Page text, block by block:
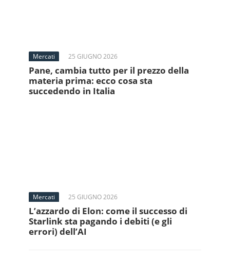
Mercati 25 GIUGNO 2026
Pane, cambia tutto per il prezzo della
materia prima: ecco cosa sta
succedendo in Italia
Mercati 25 GIUGNO 2026
L’azzardo di Elon: come il successo di
Starlink sta pagando i debiti (e gli
errori) dell’AI